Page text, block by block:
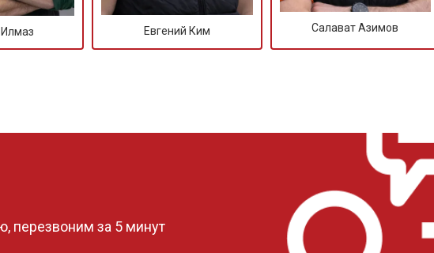
от 60 мин от 1600 ₽
от 1550 ₽
от 2000 ₽
Евгений Ким Салават Азимов
перезвоним за 5 минут